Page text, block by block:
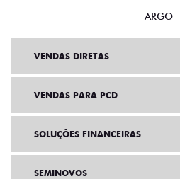
ARGO
VENDAS DIRETAS
VENDAS PARA PCD
SOLUÇÕES FINANCEIRAS
SEMINOVOS